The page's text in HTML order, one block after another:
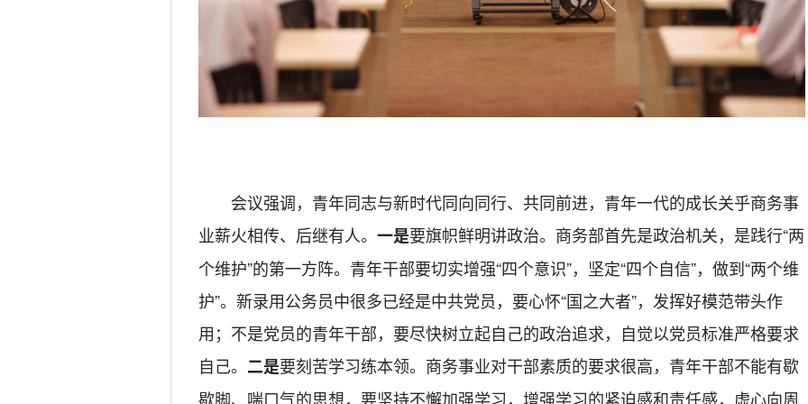
会议强调，青年同志与新时代同向同行、共同前进，青年一代的成长关乎商务事
业薪火相传、后继有人。 一是要旗帜鲜明讲政治。商务部首先是政治机关，是践行“两
个维护”的第一方阵。青年干部要切实增强“四个意识”，坚定“四个自信”，做到“两个维
护”。新录用公务员中很多已经是中共党员，要心怀“国之大者”，发挥好模范带头作
用；不是党员的青年干部，要尽快树立起自己的政治追求，自觉以党员标准严格要求
自己。 二是要刻苦学习练本领。商务事业对干部素质的要求很高，青年干部不能有歇
歇脚、喘口气的思想，要坚持不懈加强学习，增强学习的紧迫感和责任感，虚心向周